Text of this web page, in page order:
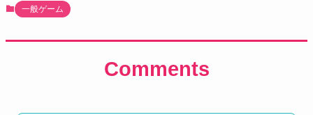
一般ゲーム
Comments